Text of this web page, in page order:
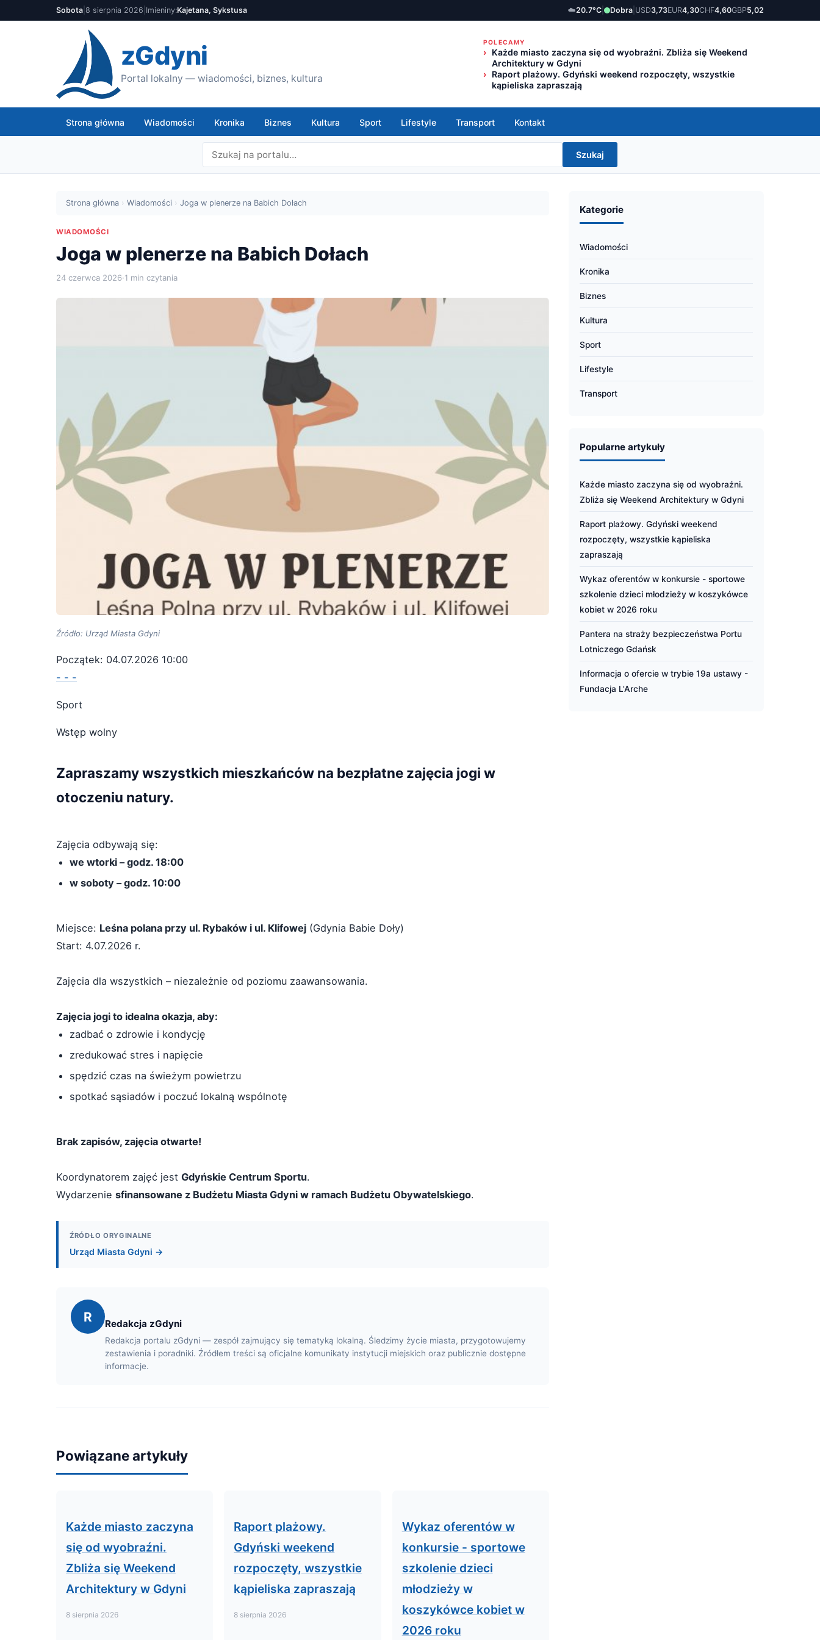
Sobota 8 sierpnia 2026 Imieniny:Kajetana, Sykstusa ☁️20.7°C Dobra USD3,73EUR4,30CHF4,60GBP5,02
zGdyni
Portal lokalny — wiadomości, biznes, kultura
POLECAMY
Każde miasto zaczyna się od wyobraźni. Zbliża się Weekend
Architektury w Gdyni
Raport plażowy. Gdyński weekend rozpoczęty, wszystkie
kąpieliska zapraszają
Strona główna Wiadomości Kronika Biznes Kultura Sport Lifestyle Transport Kontakt
Szukaj
Strona główna › Wiadomości › Joga w plenerze na Babich Dołach
WIADOMOŚCI
Joga w plenerze na Babich Dołach
24 czerwca 2026·1 min czytania
Źródło: Urząd Miasta Gdyni
Początek: 04.07.2026 10:00
- - -
Sport
Wstęp wolny
Zapraszamy wszystkich mieszkańców na bezpłatne zajęcia jogi w
otoczeniu natury.
Zajęcia odbywają się:
we wtorki – godz. 18:00
w soboty – godz. 10:00
Miejsce: Leśna polana przy ul. Rybaków i ul. Klifowej (Gdynia Babie Doły)
Start: 4.07.2026 r.
Zajęcia dla wszystkich – niezależnie od poziomu zaawansowania.
Zajęcia jogi to idealna okazja, aby:
zadbać o zdrowie i kondycję
zredukować stres i napięcie
spędzić czas na świeżym powietrzu
spotkać sąsiadów i poczuć lokalną wspólnotę
Brak zapisów, zajęcia otwarte!
Koordynatorem zajęć jest Gdyńskie Centrum Sportu.
Wydarzenie sfinansowane z Budżetu Miasta Gdyni w ramach Budżetu Obywatelskiego.
ŹRÓDŁO ORYGINALNE
Urząd Miasta Gdyni →
R Redakcja zGdyni
Redakcja portalu zGdyni — zespół zajmujący się tematyką lokalną. Śledzimy życie miasta, przygotowujemy
zestawienia i poradniki. Źródłem treści są oficjalne komunikaty instytucji miejskich oraz publicznie dostępne
informacje.
Powiązane artykuły
Każde miasto zaczyna
się od wyobraźni.
Zbliża się Weekend
Architektury w Gdyni
8 sierpnia 2026
Raport plażowy.
Gdyński weekend
rozpoczęty, wszystkie
kąpieliska zapraszają
8 sierpnia 2026
Wykaz oferentów w
konkursie - sportowe
szkolenie dzieci
młodzieży w
koszykówce kobiet w
2026 roku
Kategorie
Wiadomości
Kronika
Biznes
Kultura
Sport
Lifestyle
Transport
Popularne artykuły
Każde miasto zaczyna się od wyobraźni.
Zbliża się Weekend Architektury w Gdyni
Raport plażowy. Gdyński weekend
rozpoczęty, wszystkie kąpieliska
zapraszają
Wykaz oferentów w konkursie - sportowe
szkolenie dzieci młodzieży w koszykówce
kobiet w 2026 roku
Pantera na straży bezpieczeństwa Portu
Lotniczego Gdańsk
Informacja o ofercie w trybie 19a ustawy -
Fundacja L'Arche